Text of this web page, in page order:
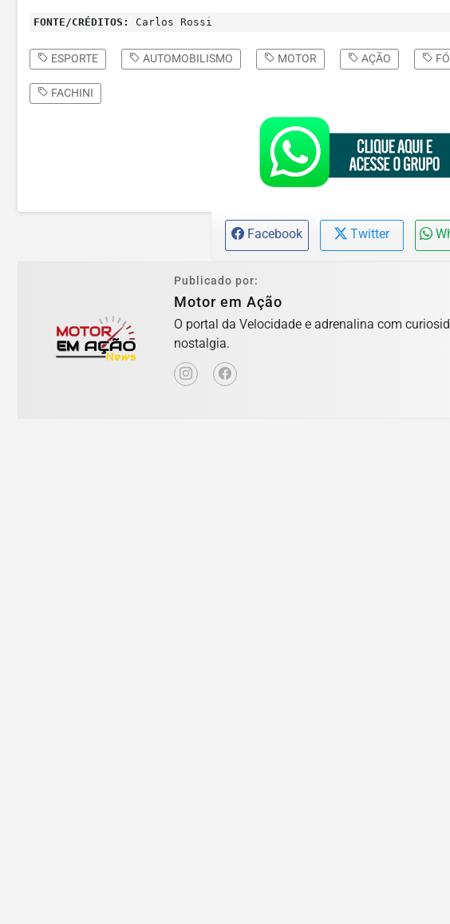
FONTE/CRÉDITOS: Carlos Rossi
ESPORTE AUTOMOBILISMO MOTOR AÇÃO
FACHINI
Facebook Twitter
Publicado por:
Motor em Ação
O portal da Velocidade e adrenalina com
nostalgia.